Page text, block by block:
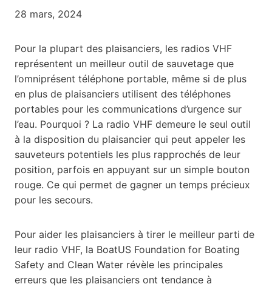
28 mars, 2024
Pour la plupart des plaisanciers, les radios VHF
représentent un meilleur outil de sauvetage que
l’omniprésent téléphone portable, même si de plus
en plus de plaisanciers utilisent des téléphones
portables pour les communications d’urgence sur
l’eau. Pourquoi ? La radio VHF demeure le seul outil
à la disposition du plaisancier qui peut appeler les
sauveteurs potentiels les plus rapprochés de leur
position, parfois en appuyant sur un simple bouton
rouge. Ce qui permet de gagner un temps précieux
pour les secours.
Pour aider les plaisanciers à tirer le meilleur parti de
leur radio VHF, la BoatUS Foundation for Boating
Safety and Clean Water révèle les principales
erreurs que les plaisanciers ont tendance à